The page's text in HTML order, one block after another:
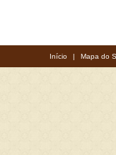
Início | Mapa do